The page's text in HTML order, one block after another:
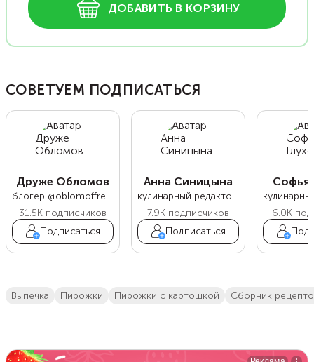
ДОБАВИТЬ В КОРЗИНУ
СОВЕТУЕМ ПОДПИСАТЬСЯ
Друже Обломов
блогер @oblomoffrecipe
31.5K подписчиков
Подписаться
Анна Синицына
кулинарный редактор Food.ru
7.9K подписчиков
Подписаться
Софья
6.0K
выпечка пирожки пирожки с картошкой сборник